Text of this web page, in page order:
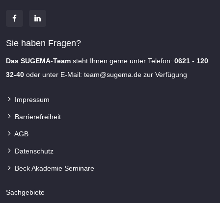
Sie haben Fragen?
Das SUGEMA-Team steht Ihnen gerne unter Telefon: 0621 - 120
32-40 oder unter E-Mail: team@sugema.de zur Verfügung
Impressum
Barrierefreiheit
AGB
Datenschutz
Beck Akademie Seminare
Sachgebiete